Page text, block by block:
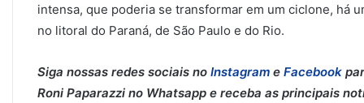
intensa, que poderia se transformar em um ciclone, há
no litoral do Paraná, de São Paulo e do Rio.
Siga nossas redes sociais no Instagram e Facebook
Roni Paparazzi no Whatsapp e receba as principais